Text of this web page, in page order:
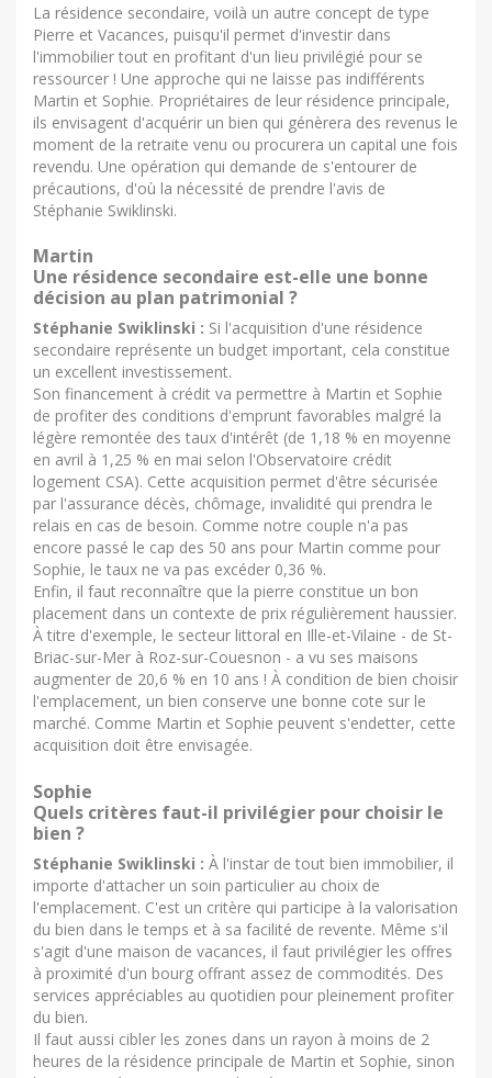
La résidence secondaire, voilà un autre concept de type
Pierre et Vacances, puisqu'il permet d'investir dans
l'immobilier tout en profitant d'un lieu privilégié pour se
ressourcer ! Une approche qui ne laisse pas indifférents
Martin et Sophie. Propriétaires de leur résidence principale,
ils envisagent d'acquérir un bien qui génèrera des revenus le
moment de la retraite venu ou procurera un capital une fois
revendu. Une opération qui demande de s'entourer de
précautions, d'où la nécessité de prendre l'avis de
Stéphanie Swiklinski.
Martin
Une résidence secondaire est-elle une bonne
décision au plan patrimonial ?
Stéphanie Swiklinski : Si l'acquisition d'une résidence
secondaire représente un budget important, cela constitue
un excellent investissement.
Son financement à crédit va permettre à Martin et Sophie
de profiter des conditions d'emprunt favorables malgré la
légère remontée des taux d'intérêt (de 1,18 % en moyenne
en avril à 1,25 % en mai selon l'Observatoire crédit
logement CSA). Cette acquisition permet d'être sécurisée
par l'assurance décès, chômage, invalidité qui prendra le
relais en cas de besoin. Comme notre couple n'a pas
encore passé le cap des 50 ans pour Martin comme pour
Sophie, le taux ne va pas excéder 0,36 %.
Enfin, il faut reconnaître que la pierre constitue un bon
placement dans un contexte de prix régulièrement haussier.
À titre d'exemple, le secteur littoral en Ille-et-Vilaine - de St-
Briac-sur-Mer à Roz-sur-Couesnon - a vu ses maisons
augmenter de 20,6 % en 10 ans ! À condition de bien choisir
l'emplacement, un bien conserve une bonne cote sur le
marché. Comme Martin et Sophie peuvent s'endetter, cette
acquisition doit être envisagée.
Sophie
Quels critères faut-il privilégier pour choisir le
bien ?
Stéphanie Swiklinski : À l'instar de tout bien immobilier, il
importe d'attacher un soin particulier au choix de
l'emplacement. C'est un critère qui participe à la valorisation
du bien dans le temps et à sa facilité de revente. Même s'il
s'agit d'une maison de vacances, il faut privilégier les offres
à proximité d'un bourg offrant assez de commodités. Des
services appréciables au quotidien pour pleinement profiter
du bien.
Il faut aussi cibler les zones dans un rayon à moins de 2
heures de la résidence principale de Martin et Sophie, sinon